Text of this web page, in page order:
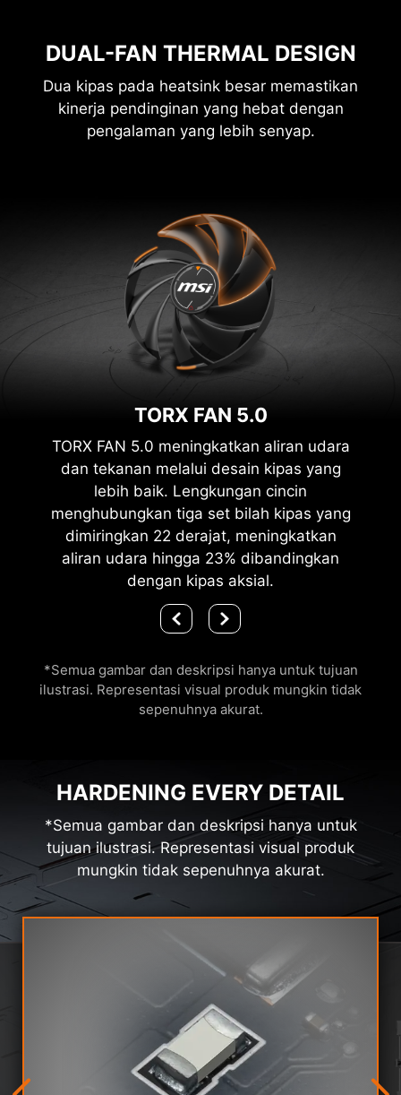
DUAL-FAN THERMAL DESIGN
Dua kipas pada heatsink besar memastikan
kinerja pendinginan yang hebat dengan
pengalaman yang lebih senyap.
TORX FAN 5.0
TORX FAN 5.0 meningkatkan aliran udara
dan tekanan melalui desain kipas yang
lebih baik. Lengkungan cincin
menghubungkan tiga set bilah kipas yang
dimiringkan 22 derajat, meningkatkan
aliran udara hingga 23% dibandingkan
dengan kipas aksial.
*Semua gambar dan deskripsi hanya untuk tujuan
ilustrasi. Representasi visual produk mungkin tidak
sepenuhnya akurat.
HARDENING EVERY DETAIL
*Semua gambar dan deskripsi hanya untuk
tujuan ilustrasi. Representasi visual produk
mungkin tidak sepenuhnya akurat.